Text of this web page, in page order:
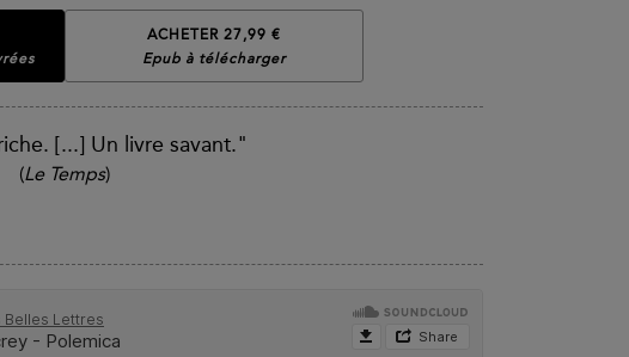
ACHETER 27,99 €
Epub à télécharger
[...] Un livre savant."
(Le Temps)